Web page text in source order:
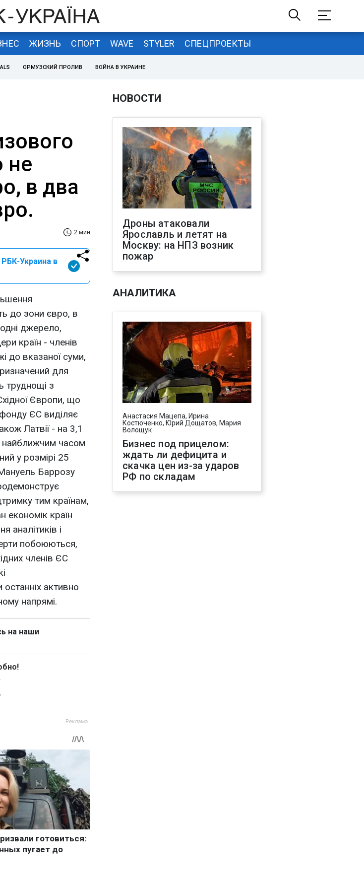
ЖИЗНЬ СПОРТ WAVE STYLER СПЕЦПРОЕКТЫ
ОРМУЗСКИЙ ПРОЛИВ ВОЙНА В УКРАИНЕ
не
в два
2 мин
РБК-Украина в
до зони євро, в
джерело,
країн - членів
до вказаної суми,
для
труднощі з
Європи, що
ЄС виділяє
Латвії - на 3,1
часом
у розмірі 25
Баррозу
тим країнам,
економік країн
аналітиків і
побоюються,
членів ЄС
останніх активно
напрямі.
на наши
НОВОСТИ
Дроны атаковали
Ярославль и летят на
Москву: на НПЗ возник
пожар
АНАЛИТИКА
Анастасия Мацепа, Ирина
Костюченко, Юрий Дощатов, Мария
Волощук
Бизнес под прицелом:
ждать ли дефицита и
скачка цен из-за ударов
РФ по складам